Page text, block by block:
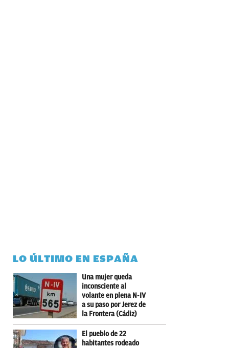
LO ÚLTIMO EN ESPAÑA
Una mujer queda
inconsciente al
volante en plena N-IV
a su paso por Jerez de
la Frontera (Cádiz)
El pueblo de 22
habitantes rodeado